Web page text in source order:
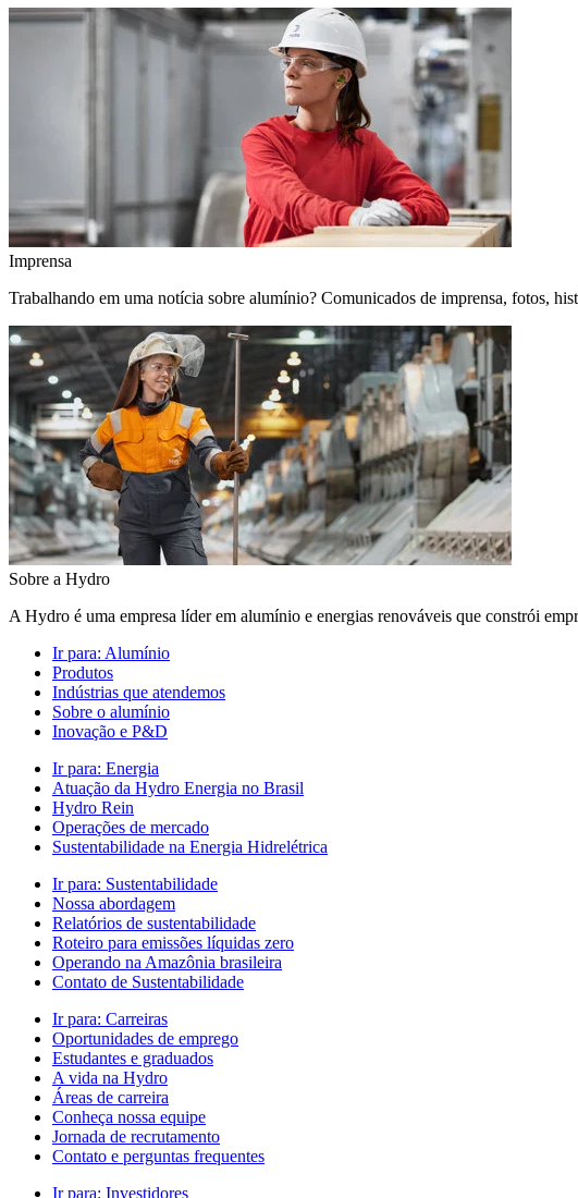
Imprensa
Trabalhando em uma notícia sobre alumínio? Comunicados de imprensa, fotos,
Sobre a Hydro
A Hydro é uma empresa líder em alumínio e energias renováveis que constrói
Ir para: Alumínio
Produtos
Indústrias que atendemos
Sobre o alumínio
Inovação e P&D
Ir para: Energia
Atuação da Hydro Energia no Brasil
Hydro Rein
Operações de mercado
Sustentabilidade na Energia Hidrelétrica
Ir para: Sustentabilidade
Nossa abordagem
Relatórios de sustentabilidade
Roteiro para emissões líquidas zero
Operando na Amazônia brasileira
Contato de Sustentabilidade
Ir para: Carreiras
Oportunidades de emprego
Estudantes e graduados
A vida na Hydro
Áreas de carreira
Conheça nossa equipe
Jornada de recrutamento
Contato e perguntas frequentes
Ir para: Investidores